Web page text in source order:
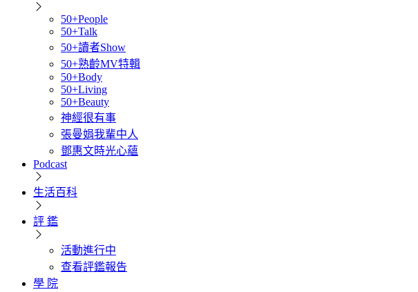
50+People
50+Talk
50+讀者Show
50+熟齡MV特輯
50+Body
50+Living
50+Beauty
神經很有事
張曼娟我輩中人
鄧惠文時光心蘊
Podcast
生活百科
評 鑑
活動進行中
查看評鑑報告
學 院